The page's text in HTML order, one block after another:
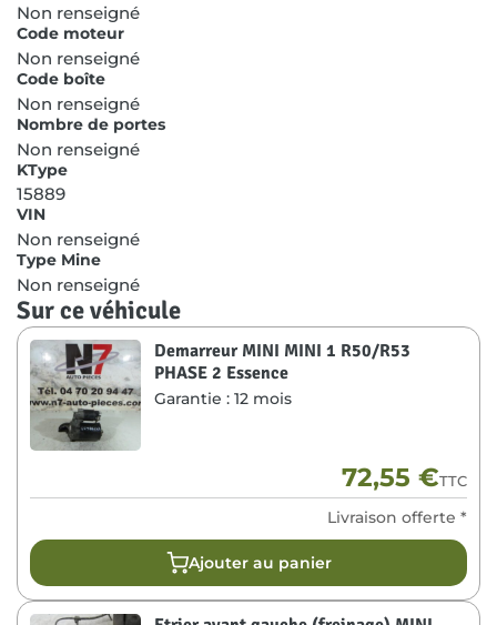
Non renseigné
Code moteur
Non renseigné
Code boîte
Non renseigné
Nombre de portes
Non renseigné
KType
15889
VIN
Non renseigné
Type Mine
Non renseigné
Sur ce véhicule
Demarreur MINI MINI 1 R50/R53
PHASE 2 Essence
Garantie : 12 mois
72,55 €TTC
Livraison offerte *
Ajouter au panier